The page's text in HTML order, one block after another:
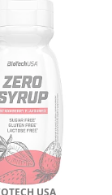
USA